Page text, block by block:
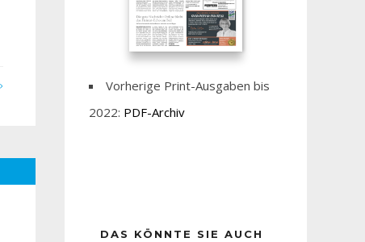
Vorherige Print-Ausgaben bis
2022: PDF-Archiv
DAS KÖNNTE SIE AUCH